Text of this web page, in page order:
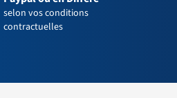
selon vos conditions
contractuelles